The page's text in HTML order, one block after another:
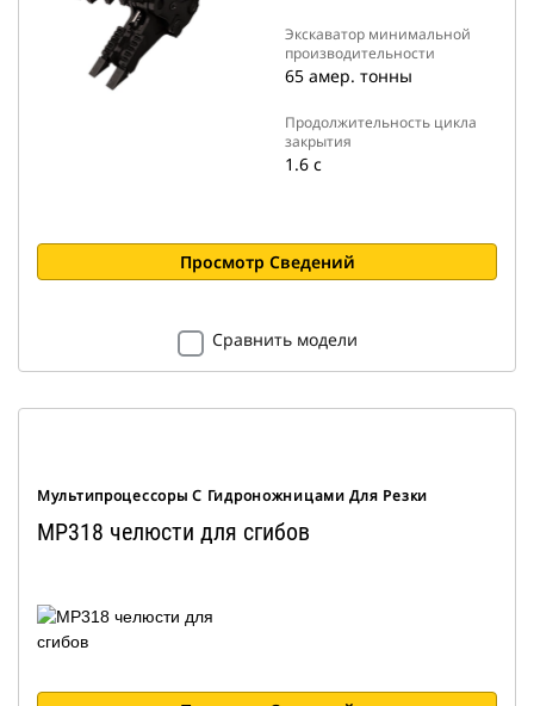
Экскаватор минимальной
производительности
65 амер. тонны
Продолжительность цикла
закрытия
1.6 с
Просмотр Сведений
Сравнить модели
Мультипроцессоры С Гидроножницами Для Резки
MP318 челюсти для сгибов